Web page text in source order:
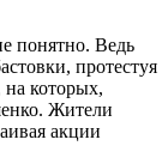
понятно. Ведь
протестуя
на которых,
Жители
акции